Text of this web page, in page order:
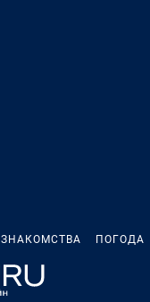
ЗНАКОМСТВА ПОГОДА